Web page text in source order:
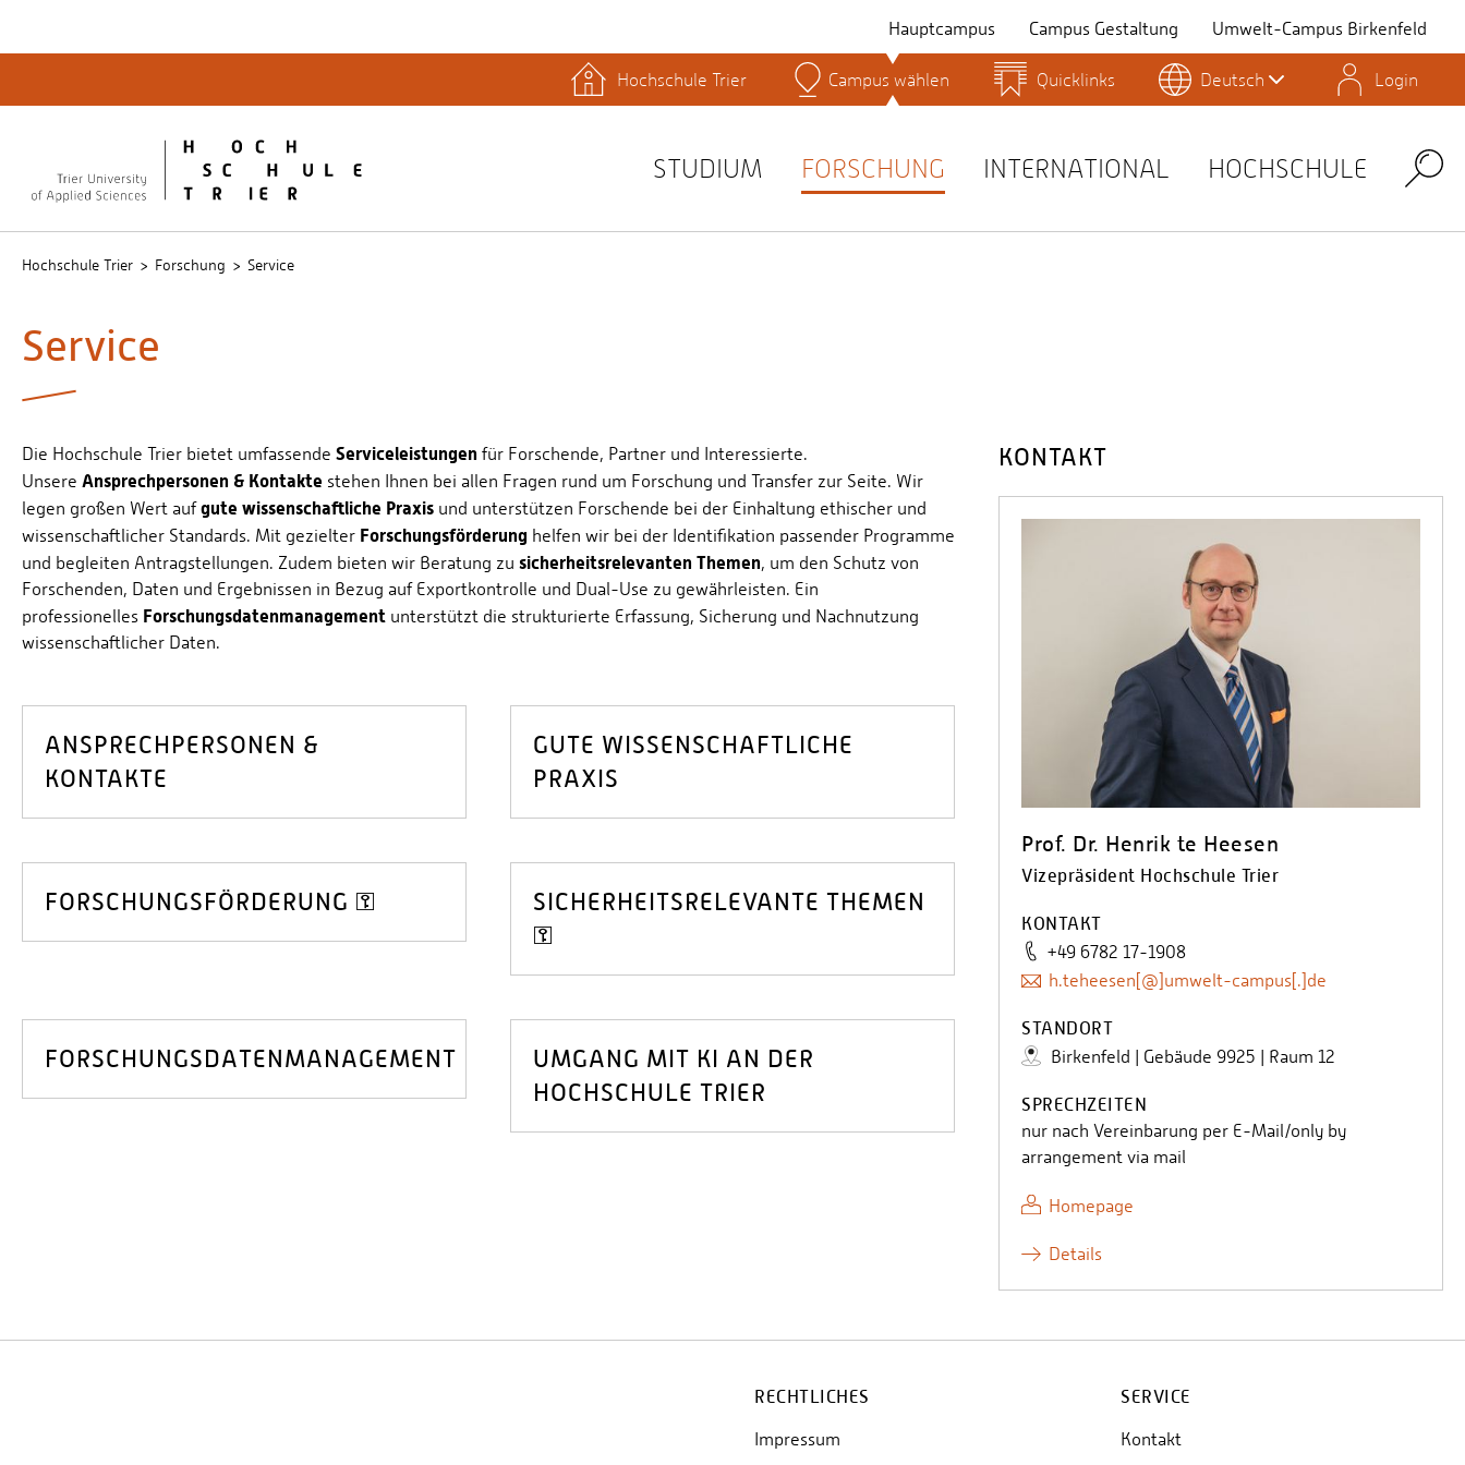
Hauptcampus Campus Gestaltung Umwelt-Campus Birkenfeld
Lernplattformen
Personensuche
Studienservice
Stud.IP
Hochschule Trier Campus wählen Quicklinks Deutsch Login
STUDIUM FORSCHUNG INTERNATIONAL HOCHSCHULE Search
Hochschule Trier Forschung Service
Service
Die Hochschule Trier bietet umfassende Serviceleistungen für Forschende, Partner und Interessierte.
Unsere Ansprechpersonen & Kontakte stehen Ihnen bei allen Fragen rund um Forschung und Transfer zur Seite. Wir
legen großen Wert aufgute wissenschaftliche Praxis und unterstützen Forschende bei der Einhaltung ethischer und
wissenschaftlicher Standards. Mit gezielter Forschungsförderung helfen wir bei der Identifikation passender Programme
und begleiten Antragstellungen. Zudem bieten wir Beratung zu sicherheitsrelevanten Themen, um den Schutz von
Forschenden, Daten und Ergebnissen in Bezug auf Exportkontrolle und Dual-Use zu gewährleisten. Ein
professionelles Forschungsdatenmanagement unterstützt die strukturierte Erfassung, Sicherung und Nachnutzung
wissenschaftlicher Daten.
ANSPRECHPERSONEN &
KONTAKTE
GUTE WISSENSCHAFTLICHE
PRAXIS
FORSCHUNGSFÖRDERUNG ⚿
SICHERHEITSRELEVANTE THEMEN
⚿
FORSCHUNGSDATENMANAGEMENT
UMGANG MIT KI AN DER
HOCHSCHULE TRIER
KONTAKT
Prof. Dr. Henrik te Heesen
Vizepräsident Hochschule Trier
KONTAKT
+49 6782 17-1908
h.teheesen[@]umwelt-campus[.]de
STANDORT
Birkenfeld | Gebäude 9925 | Raum 12
SPRECHZEITEN
nur nach Vereinbarung per E-Mail/only by
arrangement via mail
Homepage
Details
RECHTLICHES
Impressum
SERVICE
Kontakt